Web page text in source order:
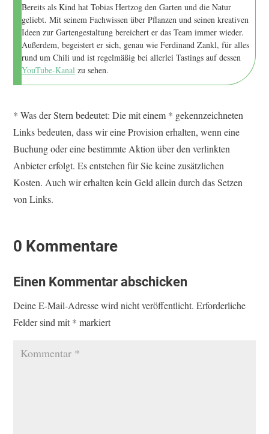
Bereits als Kind hat Tobias Hertzog den Garten und die Natur
geliebt. Mit seinem Fachwissen über Pflanzen und seinen kreativen
Ideen zur Gartengestaltung bereichert er das Team immer wieder.
Außerdem, begeistert er sich, genau wie Ferdinand Zankl, für alles
rund um Chili und ist regelmäßig bei allerlei Tastings auf dessen
YouTube-Kanal zu sehen.
* Was der Stern bedeutet: Die mit einem * gekennzeichneten
Links bedeuten, dass wir eine Provision erhalten, wenn eine
Buchung oder eine bestimmte Aktion über den verlinkten
Anbieter erfolgt. Es entstehen für Sie keine zusätzlichen
Kosten. Auch wir erhalten kein Geld allein durch das Setzen
von Links.
0 Kommentare
Einen Kommentar abschicken
Deine E-Mail-Adresse wird nicht veröffentlicht. Erforderliche
Felder sind mit* markiert